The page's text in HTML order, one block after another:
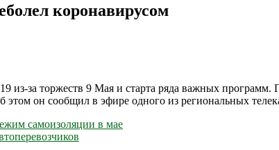
коронавирусом
за торжеств 9 Мая и старта ряда важных программ.
он сообщил в эфире одного из региональных
самоизоляции в мае